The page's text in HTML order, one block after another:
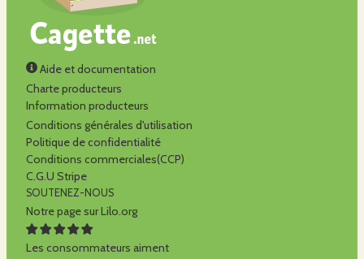
Aide et documentation
Charte producteurs
Information producteurs
Conditions générales d'utilisation
Politique de confidentialité
Conditions commerciales(CCP)
C.G.U Stripe
SOUTENEZ-NOUS
Notre page sur Lilo.org
Les consommateurs aiment